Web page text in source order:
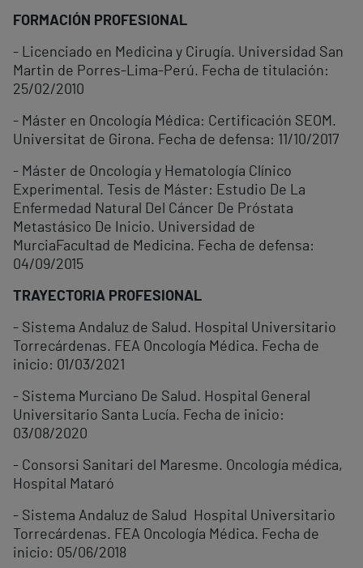
FORMACIÓN PROFESIONAL
- Licenciado en Medicina y Cirugía. Universidad San
Martin de Porres-Lima-Perú. Fecha de titulación:
25/02/2010
- Máster en Oncología Médica: Certificación SEOM.
Universitat de Girona. Fecha de defensa: 11/10/2017
- Máster de Oncología y Hematología Clínico
Experimental. Tesis de Máster: Estudio De La
Enfermedad Natural Del Cáncer De Próstata
Metastásico De Inicio. Universidad de
MurciaFacultad de Medicina. Fecha de defensa:
04/09/2015
TRAYECTORIA PROFESIONAL
- Sistema Andaluz de Salud. Hospital Universitario
Torrecárdenas. FEA Oncología Médica. Fecha de
inicio: 01/03/2021
- Sistema Murciano De Salud. Hospital General
Universitario Santa Lucía. Fecha de inicio:
03/08/2020
- Consorsi Sanitari del Maresme. Oncología médica,
Hospital Mataró
- Sistema Andaluz de Salud Hospital Universitario
Torrecárdenas. FEA Oncología Médica. Fecha de
inicio: 05/06/2018